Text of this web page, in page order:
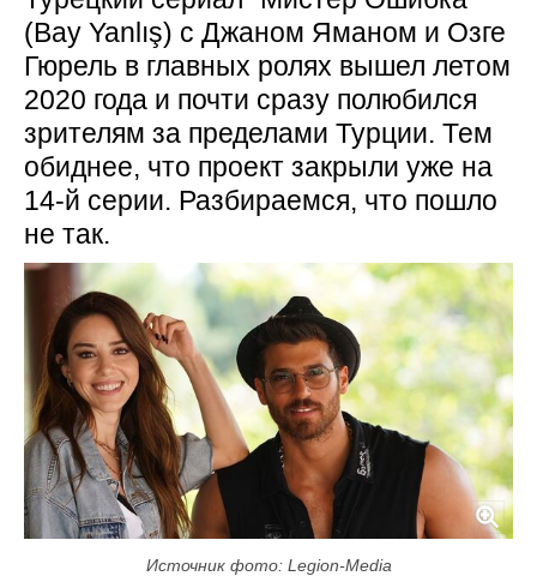
(Bay Yanlış) с Джаном Яманом и Озге
Гюрель в главных ролях вышел летом
2020 года и почти сразу полюбился
зрителям за пределами Турции. Тем
обиднее, что проект закрыли уже на
14-й серии. Разбираемся, что пошло
не так.
Источник фото: Legion-Media